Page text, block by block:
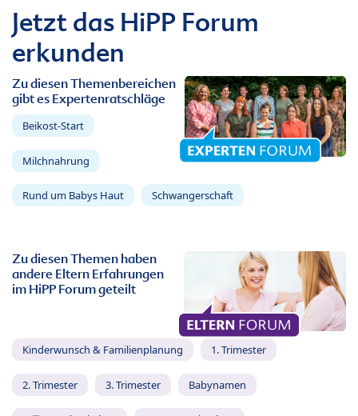
Jetzt das HiPP Forum
erkunden
Zu diesen Themenbereichen
gibt es Expertenratschläge
Beikost-Start
Milchnahrung
Rund um Babys Haut Schwangerschaft
Zu diesen Themen haben
andere Eltern Erfahrungen
im HiPP Forum geteilt
Kinderwunsch & Familienplanung 1. Trimester
2. Trimester 3. Trimester Babynamen